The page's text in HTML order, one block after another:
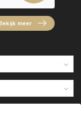
meer